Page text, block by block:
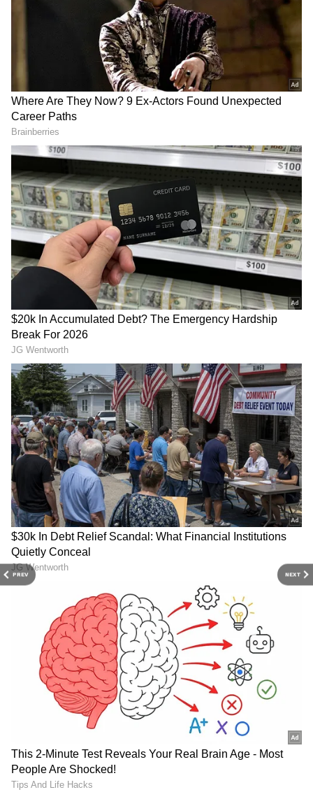
PREV NEXT
5
Image Credit :Asianet News
అర్జున్‌ హిట్‌ కొట్టడంపై అభిమానులు హ్యాపీ
తమ 'యాక్షన్ కింగ్' తిరిగి హీరోగా సక్సెస్‌ కొట్టడంతో
అభిమానులు ఫుల్ ఖుషీగా ఉన్నారు. బాక్సాఫీస్ వద్ద కూడా
'బ్లాస్ట్' సినిమా మంచి వసూళ్లు రాబడుతోంది. ఈ
సంతోషంలోనే, అర్జున్ సర్జా తాను చైల్డ్ ఆర్టిస్ట్‌గా ఉన్నప్పుడు
ఓ సినిమా షూటింగ్‌లో జరిగిన అనుభవాన్ని
పంచుకున్నారు.
Related Articles
Darshan Viral Video: లైవ్‌లోకి వచ్చిన దర్శన్,
కన్నీళ్లు పెట్టుకున్న అభిమానులు.. వీడియో వైరల్
Peddi Collections: ఫస్ట్ డే పెద్ది బాక్సాఫీసు వద్ద
ఊచకోత.. ప్రభాస్‌, ఎన్టీఆర్‌ రికార్డులు బ్రేక్‌
Image Credit :